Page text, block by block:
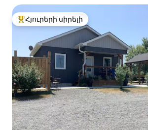
Հյուրերի սիրելի լավագույն տները
Հյուրերի սիրելի